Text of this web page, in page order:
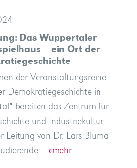
Das Wuppertaler
– ein Ort der
der Veranstaltungsreihe
Demokratiegeschichte in
bereiten das Zentrum für
und Industriekultur
Leitung von Dr. Lars Bluma
»mehr